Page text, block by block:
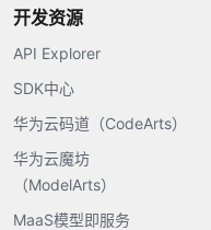
开发资源
API Explorer
SDK中心
华为云码道（CodeArts）
华为云魔坊
（ModelArts）
MaaS模型即服务